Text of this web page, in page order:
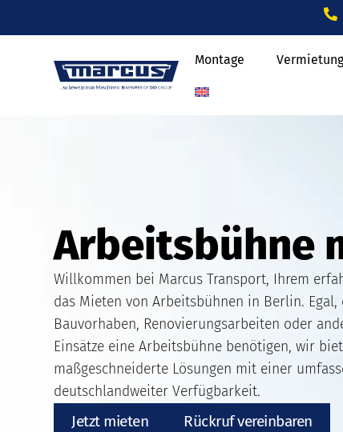
Montage
Arbeitsbühne
Willkommen bei Marcus Transport, Ihrem
das Mieten von Arbeitsbühnen in Berlin. Egal,
Bauvorhaben, Renovierungsarbeiten oder
Einsätze eine Arbeitsbühne benötigen, wir
maßgeschneiderte Lösungen mit einer
deutschlandweiter Verfügbarkeit.
Jetzt mieten Rückruf vereinbaren